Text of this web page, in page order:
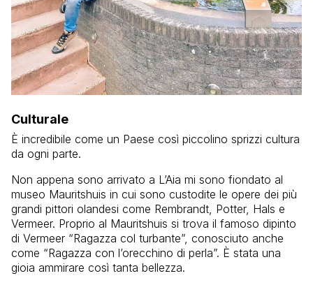
Culturale
È incredibile come un Paese così piccolino sprizzi cultura
da ogni parte.
Non appena sono arrivato a L’Aia mi sono fiondato al
museo Mauritshuis in cui sono custodite le opere dei più
grandi pittori olandesi come Rembrandt, Potter, Hals e
Vermeer. Proprio al Mauritshuis si trova il famoso dipinto
di Vermeer “Ragazza col turbante”, conosciuto anche
come “Ragazza con l’orecchino di perla”. È stata una
gioia ammirare così tanta bellezza.